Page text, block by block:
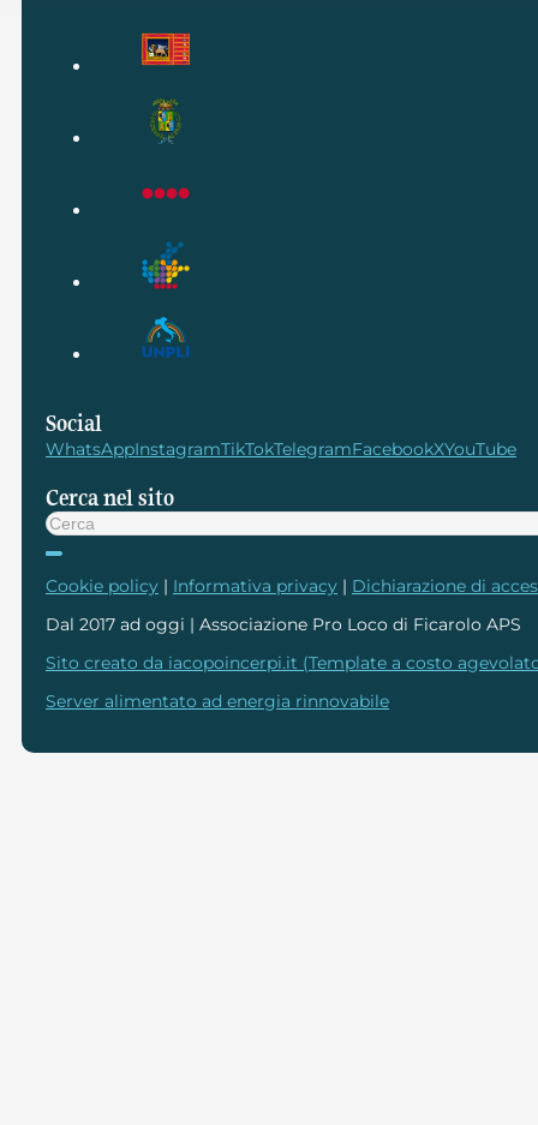
Social
WhatsAppInstagramTikTokTelegramFacebookXYouTube
Cerca nel sito
Cerca
Cookie policy | Informativa privacy | Dichiarazione di
Dal 2017 ad oggi | Associazione Pro Loco di Ficarolo APS
Sito creato da iacopoincerpi.it (Template a costo
Server alimentato ad energia rinnovabile